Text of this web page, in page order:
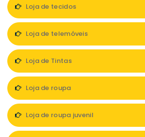
Loja de tecidos
Loja de telemóveis
Loja de Tintas
Loja de roupa
Loja de roupa juvenil